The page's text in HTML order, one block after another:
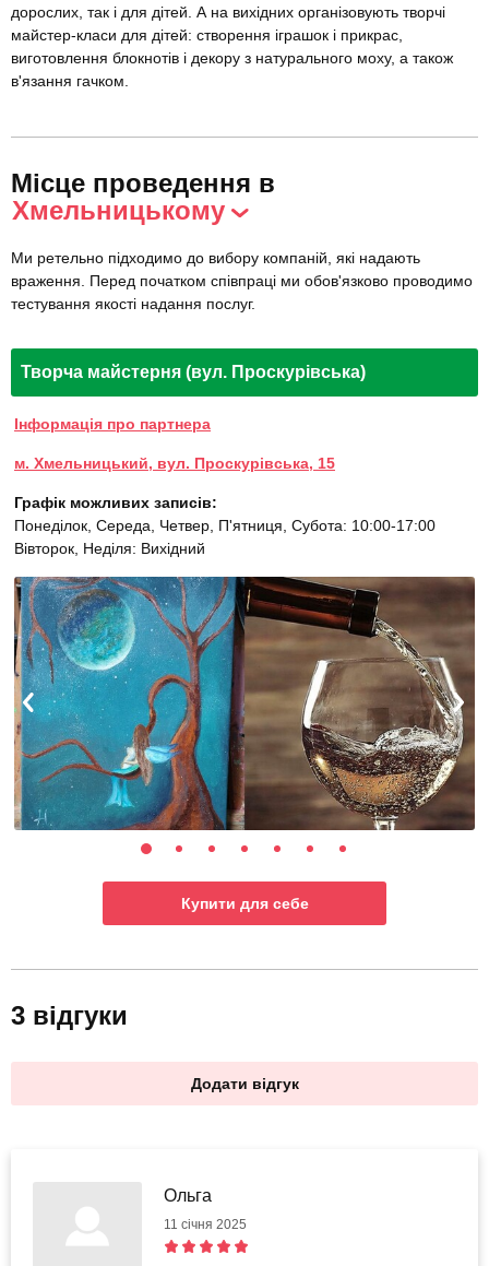
дорослих, так і для дітей. А на вихідних організовують творчі
майстер-класи для дітей: створення іграшок і прикрас,
виготовлення блокнотів і декору з натурального моху, а також
в'язання гачком.
Місце проведення в
Хмельницькому
Ми ретельно підходимо до вибору компаній, які надають
враження. Перед початком співпраці ми обов'язково проводимо
тестування якості надання послуг.
Творча майстерня (вул. Проскурівська)
Інформація про партнера
м. Хмельницький, вул. Проскурівська, 15
Графік можливих записів:
Понеділок, Середа, Четвер, П'ятниця, Субота: 10:00-17:00
Вівторок, Неділя: Вихідний
Купити для себе
3 відгуки
Додати відгук
Ольга
11 січня 2025